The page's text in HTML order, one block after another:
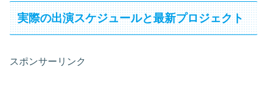
実際の出演スケジュールと最新プロジェクト
スポンサーリンク